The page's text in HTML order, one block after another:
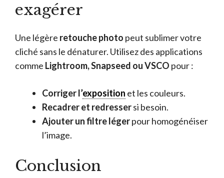
exagérer
Une légère retouche photo peut sublimer votre
cliché sans le dénaturer. Utilisez des applications
comme Lightroom, Snapseed ou VSCO pour :
Corriger l’exposition et les couleurs.
Recadrer et redressersi besoin.
Ajouter un filtre légerpour homogénéiser
l’image.
Conclusion